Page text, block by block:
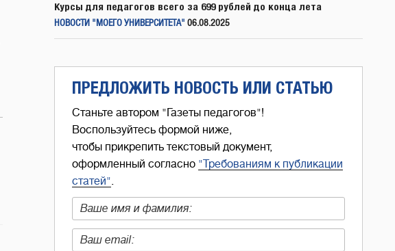
Курсы для педагогов всего за 699 рублей до конца лета
НОВОСТИ "МОЕГО УНИВЕРСИТЕТА" 06.08.2025
ПРЕДЛОЖИТЬ НОВОСТЬ ИЛИ СТАТЬЮ
Станьте автором "Газеты педагогов"!
Воспользуйтесь формой ниже,
чтобы прикрепить текстовый документ,
оформленный согласно "Требованиям к публикации
статей".